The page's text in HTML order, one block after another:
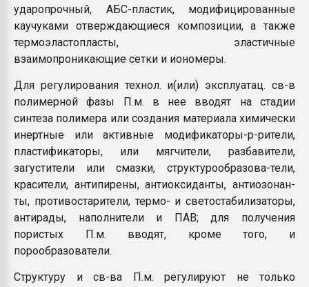
ударопрочный, АБС-пластик, модифицированные
каучуками отверждающиеся композиции, а также
термоэластопласты, эластичные
взаимопроникающие сетки и иономеры.
Для регулирования технол. и(или) эксплуатац. св-в
полимерной фазы П.м. в нее вводят на стадии
синтеза полимера или создания материала химически
инертные или активные модификаторы-р-рители,
пластификаторы, или мягчители, разбавители,
загустители или смазки, структурообразова-тели,
красители, антипирены, антиоксиданты, антиозонан-
ты, противостарители, термо- и светостабилизаторы,
антирады, наполнители и ПАВ; для получения
пористых П.м. вводят, кроме того, и
порообразователи.
Структуру и св-ва П.м. регулируют не только